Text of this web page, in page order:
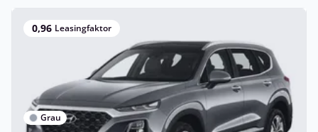
0,96 Leasingfaktor
Grau